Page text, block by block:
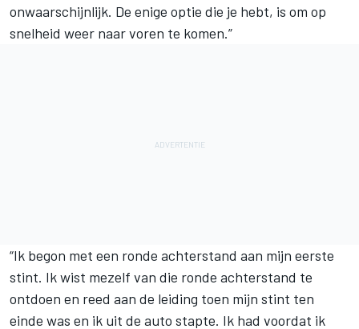
onwaarschijnlijk. De enige optie die je hebt, is om op
snelheid weer naar voren te komen.”
“Ik begon met een ronde achterstand aan mijn eerste
stint. Ik wist mezelf van die ronde achterstand te
ontdoen en reed aan de leiding toen mijn stint ten
einde was en ik uit de auto stapte. Ik had voordat ik